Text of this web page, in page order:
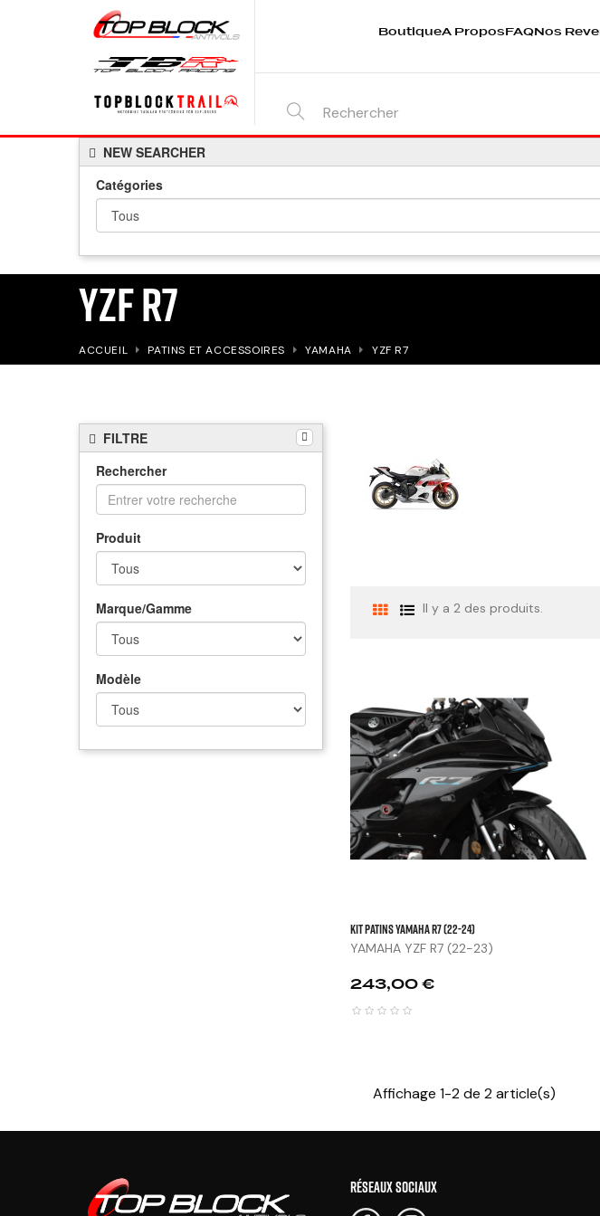
BoutiqueA ProposFAQNos
NEW SEARCHER
Catégories
YZF R7
ACCUEIL PATINS ET ACCESSOIRES YAMAHA YZF R7
FILTRE
Rechercher
Produit
Marque/Gamme
Modèle
Il y a 2 des produits.
KIT PATINS YAMAHA R7 (22-24)
YAMAHA YZF R7 (22-23)
Prix
243,00 €
Affichage 1-2 de 2 article(s)
RÉSEAUX SOCIAUX